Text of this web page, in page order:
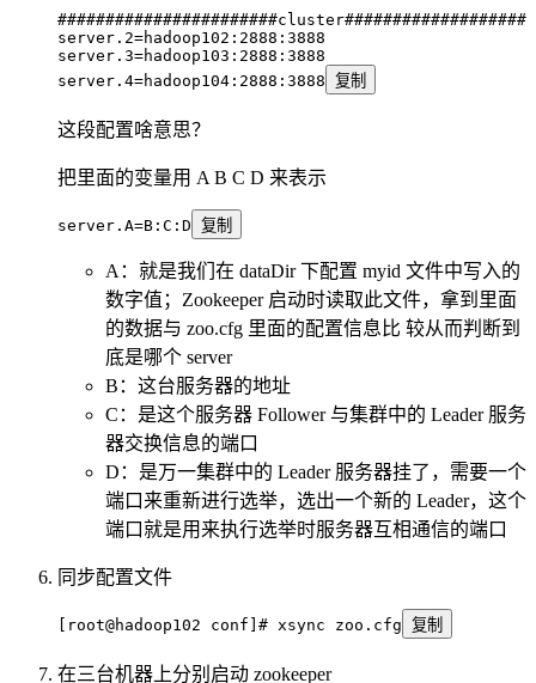
server.2=hadoop102:2888:3888
server.3=hadoop103:2888:3888
server.4=hadoop104:2888:3888 复制
这段配置啥意思？
把里面的变量用 A B C D 来表示
server.A=B:C:D 复制
A：就是我们在 dataDir 下配置 myid 文件中写入的
数字值；Zookeeper 启动时读取此文件，拿到里面
的数据与 zoo.cfg 里面的配置信息比 较从而判断到
底是哪个 server
B：这台服务器的地址
C：是这个服务器 Follower 与集群中的 Leader 服务
器交换信息的端口
D：是万一集群中的 Leader 服务器挂了，需要一个
端口来重新进行选举，选出一个新的 Leader，这个
端口就是用来执行选举时服务器互相通信的端口
同步配置文件
[root@hadoop102 conf]# xsync zoo.cfg 复制
在三台机器上分别启动 zookeeper